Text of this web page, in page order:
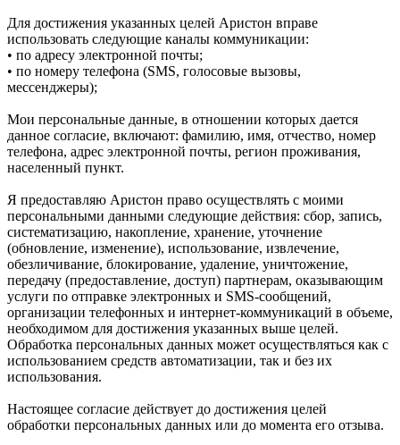
Для достижения указанных целей Аристон вправе
использовать следующие каналы коммуникации:
• по адресу электронной почты;
• по номеру телефона (SMS, голосовые вызовы,
мессенджеры);
Мои персональные данные, в отношении которых дается
данное согласие, включают: фамилию, имя, отчество, номер
телефона, адрес электронной почты, регион проживания,
населенный пункт.
Я предоставляю Аристон право осуществлять с моими
персональными данными следующие действия: сбор, запись,
систематизацию, накопление, хранение, уточнение
(обновление, изменение), использование, извлечение,
обезличивание, блокирование, удаление, уничтожение,
передачу (предоставление, доступ) партнерам, оказывающим
услуги по отправке электронных и SMS‑сообщений,
организации телефонных и интернет‑коммуникаций в объеме,
необходимом для достижения указанных выше целей.
Обработка персональных данных может осуществляться как с
использованием средств автоматизации, так и без их
использования.
Настоящее согласие действует до достижения целей
обработки персональных данных или до момента его отзыва.